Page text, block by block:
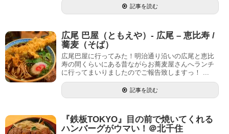
記事を読む
広尾 巴屋（ともえや）- 広尾 – 恵比寿 /
蕎麦（そば）
広尾巴屋に行ってみた！明治通り沿いの広尾と恵比
寿の間くらいにある昔ながらお蕎麦屋さんへランチ
に行ってまいりましたのでご報告致しますっ！ ...
記事を読む
『鉄板TOKYO』目の前で焼いてくれる
ハンバーグがウマい！＠北千住